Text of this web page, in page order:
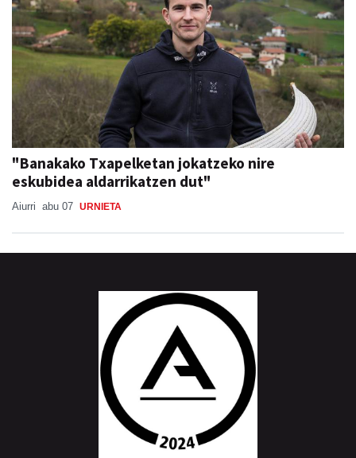
"Banakako Txapelketan jokatzeko nire
eskubidea aldarrikatzen dut"
Aiurri abu 07 URNIETA